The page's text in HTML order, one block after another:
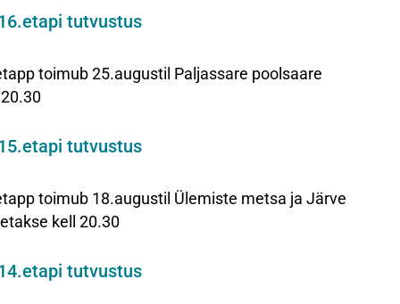
tutvustus
toimub 25.augustil Paljassare poolsaare
tutvustus
toimub 18.augustil Ülemiste metsa ja Järve
kell 20.30
tutvustus